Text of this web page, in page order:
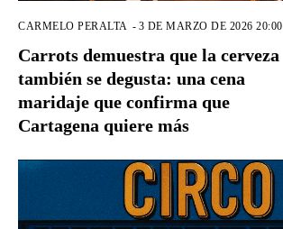
CARMELO PERALTA - 3 DE MARZO DE 2026 20:00
Carrots demuestra que la cerveza
también se degusta: una cena
maridaje que confirma que
Cartagena quiere más